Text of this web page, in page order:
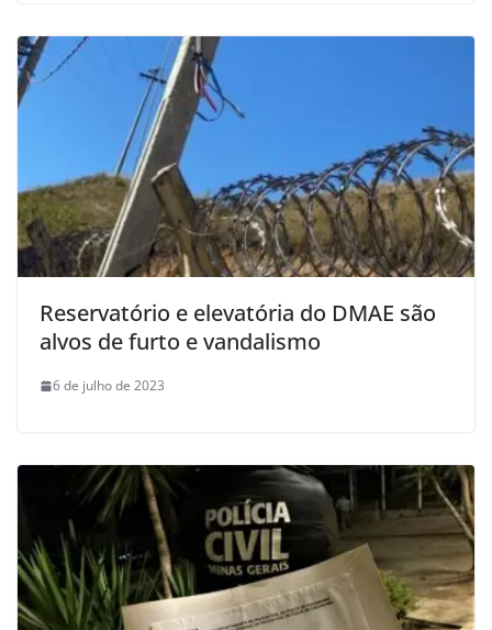
Reservatório e elevatória do DMAE são
alvos de furto e vandalismo
6 de julho de 2023